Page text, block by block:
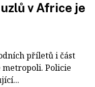
v Africe je
příletů i část
Policie